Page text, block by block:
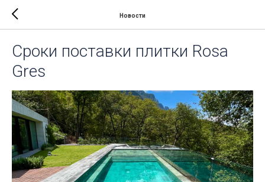
Новости
Сроки поставки плитки Rosa
Gres